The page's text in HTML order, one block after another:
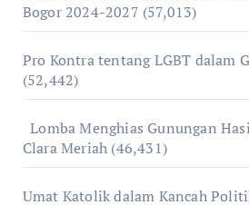
Bogor 2024-2027 (57,013)
Pro Kontra tentang LGBT dalam
(52,442)
Lomba Menghias Gunungan
Clara Meriah (46,431)
Umat Katolik dalam Kancah